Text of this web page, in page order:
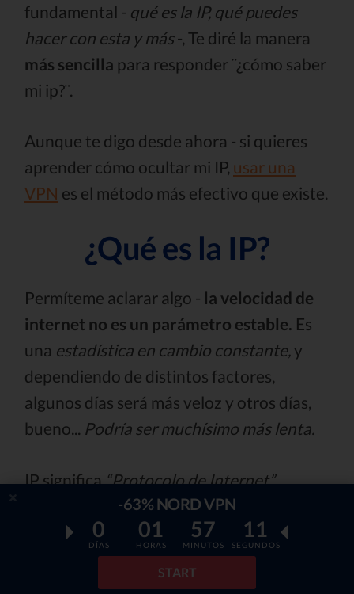
fundamental - qué es la IP, qué puedes
hacer con esta y más-, Te diré la manera
más sencilla para responder ¨¿cómo saber
mi ip?¨.
Aunque te digo desde ahora - si quieres
aprender cómo ocultar mi IP, usar una
VPN es el método más efectivo que existe.
¿Qué es la IP?
Permíteme aclarar algo - la velocidad de
internet no es un parámetro estable. Es
una estadística en cambio constante, y
dependiendo de distintos factores,
algunos días será más veloz y otros días,
bueno... Podría ser muchísimo más lenta.
IP significa“Protocolo de Internet”.
Incluso si no sabes ¨¿cuál es mi IP?,
seguramente has leído sobre IPs mientras
navegas en internet - soncadenas
pequeñas de números interrumpidas por
-63% NORD VPN
0
DÍAS
01
HORAS
57
MINUTOS
09
SEGUNDOS
START